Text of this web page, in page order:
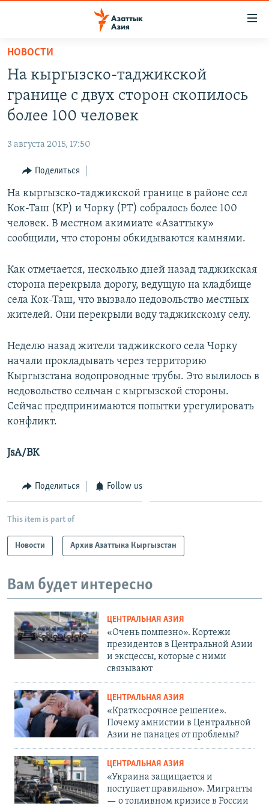
Вернуться
основному
содержанию
Вернутся
главной
навигации
Вернутся
поиску
КАЗАХСТАН
ТАДЖИКИСТАН
НОВОСТИ
ВОЙНА В УКРАИНЕ
ҚАЗАҚША
КЫРГЫЗЧА
ЎЗБЕКЧА
TÜRKMENÇE
Все сайты РСЕ/РС
НОВОСТИ
На кыргызско-таджикской
границе с двух сторон скопилось
более 100 человек
3 августа 2015, 17:50
Поделиться
На кыргызско-таджикской границе в районе сел
Кок-Таш (КР) и Чорку (РТ) собралось более 100
человек. В местном акимиате «Азаттыку»
сообщили, что стороны обкидываются камнями.
Как отмечается, несколько дней назад таджикская
сторона перекрыла дорогу, ведущую на кладбище
села Кок-Таш, что вызвало недовольство местных
жителей. Они перекрыли воду таджикскому селу.
Неделю назад жители таджикского села Чорку
начали прокладывать через территорию
Кыргызстана водопроводные трубы. Это вылилось в
недовольство сельчан с кыргызской стороны.
Сейчас предпринимаются попытки урегулировать
конфликт.
JsA/ВК
Поделиться Follow us
This item is part of
Новости Архив Азаттыка Кыргызстан
Вам будет интересно
ЦЕНТРАЛЬНАЯ АЗИЯ
«Очень помпезно». Кортежи
президентов в Центральной Азии
и эксцессы, которые с ними
связывают
ЦЕНТРАЛЬНАЯ АЗИЯ
«Краткосрочное решение».
Почему амнистии в Центральной
Азии не панацея от проблемы?
ЦЕНТРАЛЬНАЯ АЗИЯ
«Украина защищается и
поступает правильно». Мигранты
— о топливном кризисе в России